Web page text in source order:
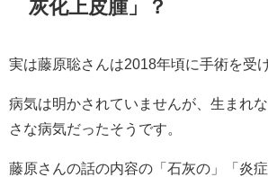
灰化上皮腫」？
実は藤原聡さんは2018年頃に手術を受
病気は明かされていませんが、生まれ
さな病気だったそうです。
藤原さんの話の内容の「石灰の」「炎